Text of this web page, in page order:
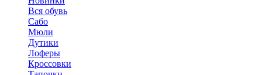
Вся обувь
Сабо
Мюли
Дутики
Лоферы
Кроссовки